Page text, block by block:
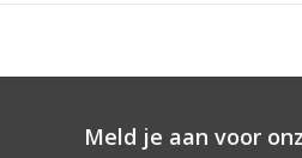
Meld je aan voor